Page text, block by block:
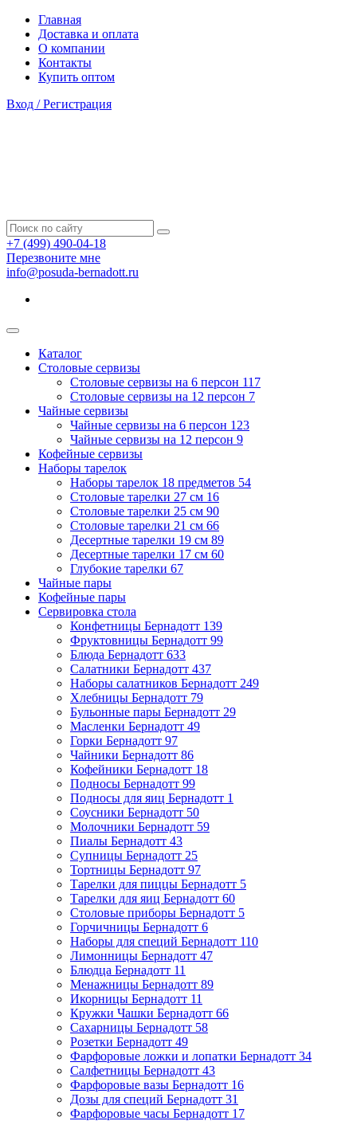
Главная
Доставка и оплата
О компании
Контакты
Купить оптом
Вход / Регистрация
+7 (499) 490-04-18
Перезвоните мне
info@posuda-bernadott.ru
Каталог
Столовые сервизы
Столовые сервизы на 6 персон 117
Столовые сервизы на 12 персон 7
Чайные сервизы
Чайные сервизы на 6 персон 123
Чайные сервизы на 12 персон 9
Кофейные сервизы
Наборы тарелок
Наборы тарелок 18 предметов 54
Столовые тарелки 27 см 16
Столовые тарелки 25 см 90
Столовые тарелки 21 см 66
Десертные тарелки 19 см 89
Десертные тарелки 17 см 60
Глубокие тарелки 67
Чайные пары
Кофейные пары
Сервировка стола
Конфетницы Бернадотт 139
Фруктовницы Бернадотт 99
Блюда Бернадотт 633
Салатники Бернадотт 437
Наборы салатников Бернадотт 249
Хлебницы Бернадотт 79
Бульонные пары Бернадотт 29
Масленки Бернадотт 49
Горки Бернадотт 97
Чайники Бернадотт 86
Кофейники Бернадотт 18
Подносы Бернадотт 99
Подносы для яиц Бернадотт 1
Соусники Бернадотт 50
Молочники Бернадотт 59
Пиалы Бернадотт 43
Супницы Бернадотт 25
Тортницы Бернадотт 97
Тарелки для пиццы Бернадотт 5
Тарелки для яиц Бернадотт 60
Столовые приборы Бернадотт 5
Горчичницы Бернадотт 6
Наборы для специй Бернадотт 110
Лимонницы Бернадотт 47
Блюдца Бернадотт 11
Менажницы Бернадотт 89
Икорницы Бернадотт 11
Кружки Чашки Бернадотт 66
Сахарницы Бернадотт 58
Розетки Бернадотт 49
Фарфоровые ложки и лопатки Бернадотт 34
Салфетницы Бернадотт 43
Фарфоровые вазы Бернадотт 16
Дозы для специй Бернадотт 31
Фарфоровые часы Бернадотт 17